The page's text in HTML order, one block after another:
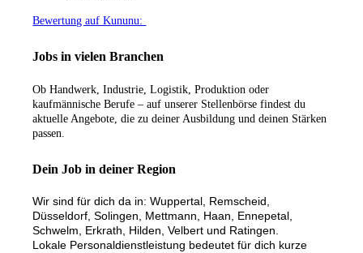
Bewertung auf Kununu:
Jobs in vielen Branchen
Ob Handwerk, Industrie, Logistik, Produktion oder
kaufmännische Berufe – auf unserer Stellenbörse findest du
aktuelle Angebote, die zu deiner Ausbildung und deinen Stärken
passen.
Dein Job in deiner Region
Wir sind für dich da in: Wuppertal, Remscheid,
Düsseldorf, Solingen, Mettmann, Haan, Ennepetal,
Schwelm, Erkrath, Hilden, Velbert und Ratingen.
Lokale Personaldienstleistung bedeutet für dich kurze